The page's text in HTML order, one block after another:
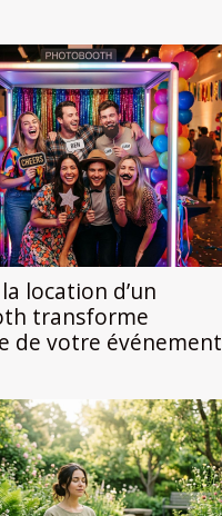
location d’un
transforme
de votre événement